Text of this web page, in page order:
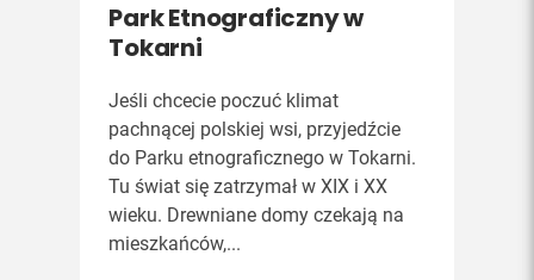
Park Etnograficzny w
Tokarni
Jeśli chcecie poczuć klimat
pachnącej polskiej wsi, przyjedźcie
do Parku etnograficznego w Tokarni.
Tu świat się zatrzymał w XIX i XX
wieku. Drewniane domy czekają na
mieszkańców,...